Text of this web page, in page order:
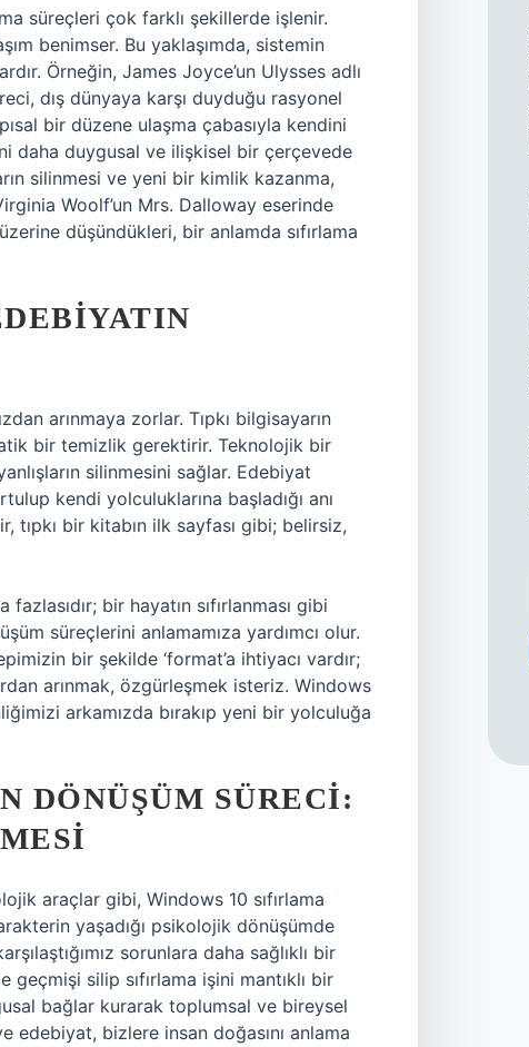
süreçleri çok farklı şekillerde işlenir.
benimser. Bu yaklaşımda, sistemin
Örneğin, James Joyce’un Ulysses adlı
dış dünyaya karşı duyduğu rasyonel
bir düzene ulaşma çabasıyla kendini
daha duygusal ve ilişkisel bir çerçevede
silinmesi ve yeni bir kimlik kazanma,
Woolf’un Mrs. Dalloway eserinde
düşündükleri, bir anlamda sıfırlama
arınmaya zorlar. Tıpkı bilgisayarın
bir temizlik gerektirir. Teknolojik bir
silinmesini sağlar. Edebiyat
kendi yolculuklarına başladığı anı
tıpkı bir kitabın ilk sayfası gibi; belirsiz,
bir hayatın sıfırlanması gibi
süreçlerini anlamamıza yardımcı olur.
bir şekilde ‘format’a ihtiyacı vardır;
arınmak, özgürleşmek isteriz. Windows
arkamızda bırakıp yeni bir yolculuğa
DÖNÜŞÜM SÜRECI:
araçlar gibi, Windows 10 sıfırlama
yaşadığı psikolojik dönüşümde
sorunlara daha sağlıklı bir
geçmişi silip sıfırlama işini mantıklı bir
bağlar kurarak toplumsal ve bireysel
bizlere insan doğasını anlama